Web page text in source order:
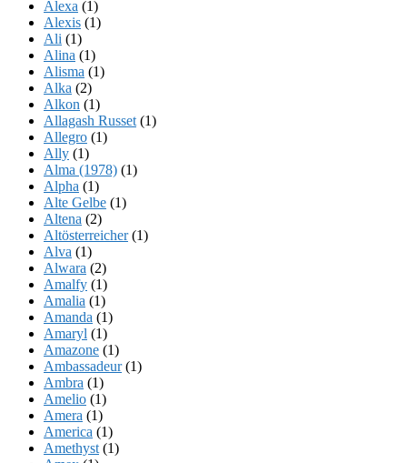
Alexa (1)
Alexis (1)
Ali (1)
Alina (1)
Alisma (1)
Alka (2)
Alkon (1)
Allagash Russet (1)
Allegro (1)
Ally (1)
Alma (1978) (1)
Alpha (1)
Alte Gelbe (1)
Altena (2)
Altösterreicher(1)
Alva (1)
Alwara (2)
Amalfy (1)
Amalia (1)
Amanda (1)
Amaryl (1)
Amazone (1)
Ambassadeur(1)
Ambra (1)
Amelio (1)
Amera (1)
America (1)
Amethyst (1)